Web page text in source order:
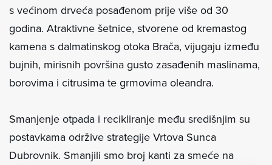
s većinom drveća posađenom prije više od 30
godina. Atraktivne šetnice, stvorene od kremastog
kamena s dalmatinskog otoka Brača, vijugaju između
bujnih, mirisnih površina gusto zasađenih maslinama,
borovima i citrusima te grmovima oleandra.
Smanjenje otpada i recikliranje među središnjim su
postavkama održive strategije Vrtova Sunca
Dubrovnik. Smanjili smo broj kanti za smeće na